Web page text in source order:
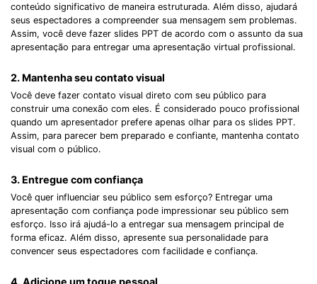
conteúdo significativo de maneira estruturada. Além disso, ajudará
seus espectadores a compreender sua mensagem sem problemas.
Assim, você deve fazer slides PPT de acordo com o assunto da sua
apresentação para entregar uma apresentação virtual profissional.
2. Mantenha seu contato visual
Você deve fazer contato visual direto com seu público para
construir uma conexão com eles. É considerado pouco profissional
quando um apresentador prefere apenas olhar para os slides PPT.
Assim, para parecer bem preparado e confiante, mantenha contato
visual com o público.
3. Entregue com confiança
Você quer influenciar seu público sem esforço? Entregar uma
apresentação com confiança pode impressionar seu público sem
esforço. Isso irá ajudá-lo a entregar sua mensagem principal de
forma eficaz. Além disso, apresente sua personalidade para
convencer seus espectadores com facilidade e confiança.